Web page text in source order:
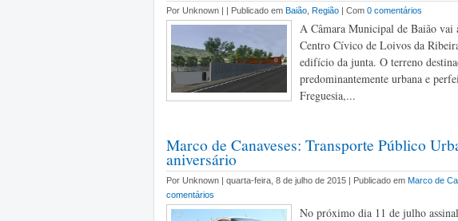
Por Unknown | | Publicado em Baião Região | Com 0 comentários
A Câmara Municipal de Baião vai
Centro Cívico de Loivos da
edifício da junta. O terreno
predominantemente urbana e
Freguesia,...
Marco de Canaveses: Transporte Público
aniversário
Por Unknown | quarta-feira, 8 de julho de 2015 | Publicado em Marco de
comentários
No próximo dia 11 de julho